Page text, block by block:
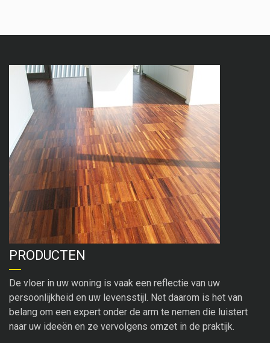
PRODUCTEN
De vloer in uw woning is vaak een reflectie van uw
persoonlijkheid en uw levensstijl. Net daarom is het van
belang om een expert onder de arm te nemen die luistert
naar uw ideeën en ze vervolgens omzet in de praktijk.